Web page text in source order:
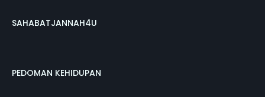
SAHABATJANNAH4U
PEDOMAN KEHIDUPAN